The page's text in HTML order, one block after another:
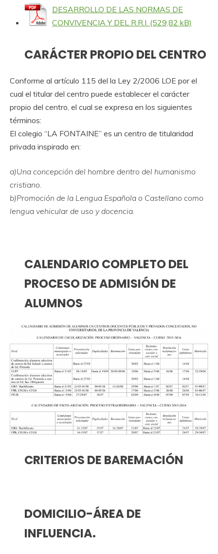
DESARROLLO DE LAS NORMAS DE
CONVIVENCIA Y DEL R.R.I.
CARÁCTER PROPIO DEL CENTRO
Conforme al artículo 115 del la Ley 2/2006 LOE por el
cual el titular del centro puede establecer el carácter
propio del centro, el cual se expresa en los siguientes
términos:
El colegio “LA FONTAINE” es un centro de titularidad
privada inspirado en:
a)Una concepción del hombre dentro del humanismo
cristiano.
b)Promoción de la Lengua Española o Castellano como
lengua vehicular de uso y docencia.
CALENDARIO COMPLETO DEL
PROCESO DE ADMISIÓN DE
ALUMNOS
CRITERIOS DE BAREMACIÓN
DOMICILIO-ÁREA DE
INFLUENCIA.